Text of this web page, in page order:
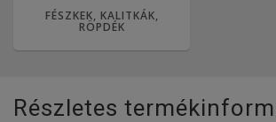
FÉSZKEK, KALITKÁK,
RÖPDÉK
Részletes